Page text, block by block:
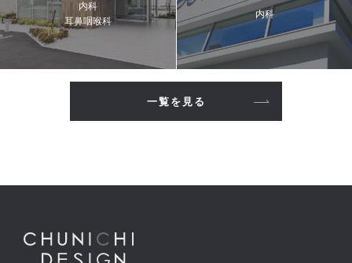
内科
耳鼻咽喉科
内科
一覧を見る